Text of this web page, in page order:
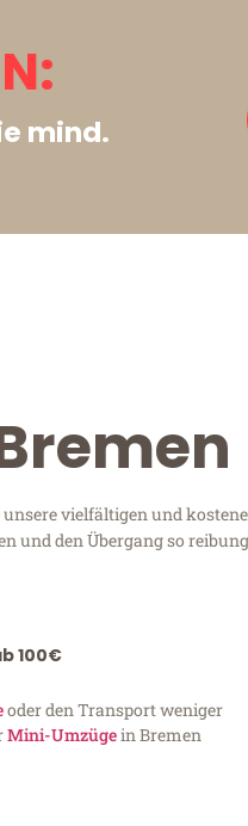
mind.
vielfältigen und
und den Übergang so
100€
oder den Transport weniger
Mini-Umzügein Bremen